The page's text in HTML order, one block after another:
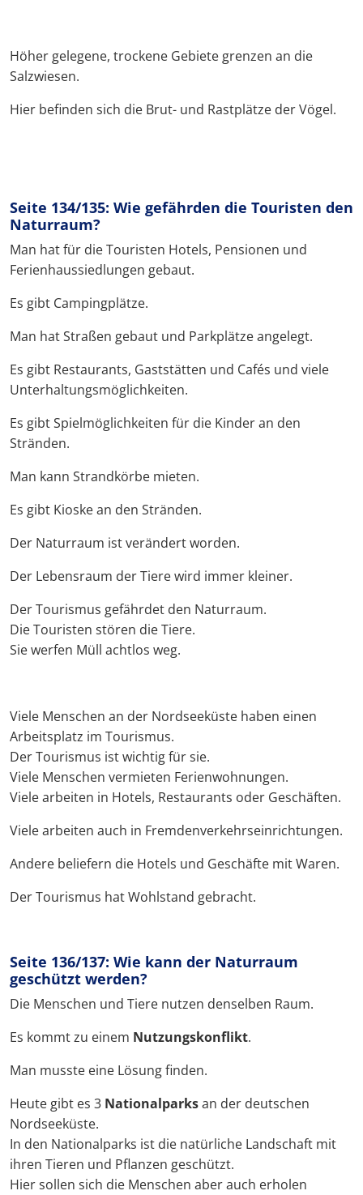
Höher gelegene, trockene Gebiete grenzen an die
Salzwiesen.
Hier befinden sich die Brut- und Rastplätze der Vögel.
Seite 134/135: Wie gefährden die Touristen den
Naturraum?
Man hat für die Touristen Hotels, Pensionen und
Ferienhaussiedlungen gebaut.
Es gibt Campingplätze.
Man hat Straßen gebaut und Parkplätze angelegt.
Es gibt Restaurants, Gaststätten und Cafés und viele
Unterhaltungsmöglichkeiten.
Es gibt Spielmöglichkeiten für die Kinder an den
Stränden.
Man kann Strandkörbe mieten.
Es gibt Kioske an den Stränden.
Der Naturraum ist verändert worden.
Der Lebensraum der Tiere wird immer kleiner.
Der Tourismus gefährdet den Naturraum.
Die Touristen stören die Tiere.
Sie werfen Müll achtlos weg.
Viele Menschen an der Nordseeküste haben einen
Arbeitsplatz im Tourismus.
Der Tourismus ist wichtig für sie.
Viele Menschen vermieten Ferienwohnungen.
Viele arbeiten in Hotels, Restaurants oder Geschäften.
Viele arbeiten auch in Fremdenverkehrseinrichtungen.
Andere beliefern die Hotels und Geschäfte mit Waren.
Der Tourismus hat Wohlstand gebracht.
Seite 136/137: Wie kann der Naturraum
geschützt werden?
Die Menschen und Tiere nutzen denselben Raum.
Es kommt zu einem Nutzungskonflikt.
Man musste eine Lösung finden.
Heute gibt es 3 Nationalparksan der deutschen
Nordseeküste.
In den Nationalparks ist die natürliche Landschaft mit
ihren Tieren und Pflanzen geschützt.
Hier sollen sich die Menschen aber auch erholen